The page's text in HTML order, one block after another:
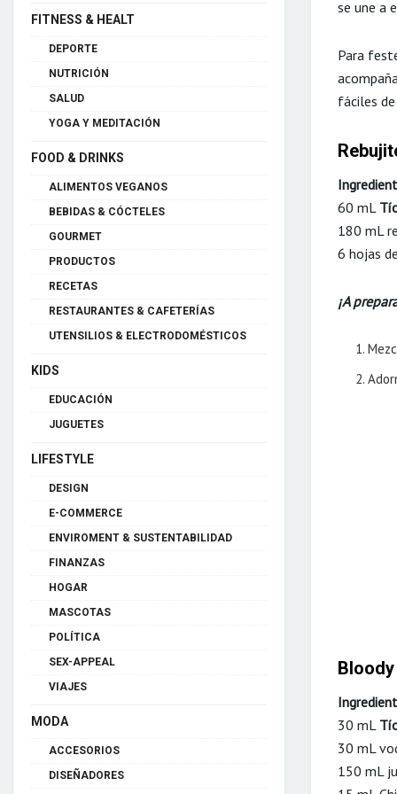
se une a
Para
fáciles
60 mL
180 mL
6 hojas
¡A
30 mL
30 mL
150 mL
FITNESS & HEALT
DEPORTE
NUTRICIÓN
SALUD
YOGA Y MEDITACIÓN
FOOD & DRINKS
ALIMENTOS VEGANOS
BEBIDAS & CÓCTELES
GOURMET
PRODUCTOS
RECETAS
RESTAURANTES & CAFETERÍAS
UTENSILIOS & ELECTRODOMÉSTICOS
KIDS
EDUCACIÓN
JUGUETES
LIFESTYLE
DESIGN
E-COMMERCE
ENVIROMENT & SUSTENTABILIDAD
FINANZAS
HOGAR
MASCOTAS
POLÍTICA
SEX-APPEAL
VIAJES
MODA
ACCESORIOS
DISEÑADORES